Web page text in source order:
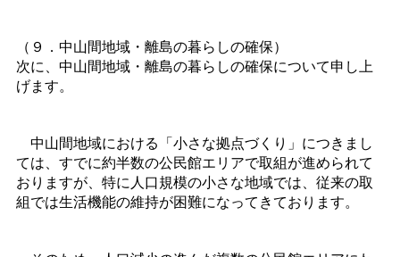
（９．中山間地域・離島の暮らしの確保）
次に、中山間地域・離島の暮らしの確保について申し上
げます。
中山間地域における「小さな拠点づくり」につきまし
ては、すでに約半数の公民館エリアで取組が進められて
おりますが、特に人口規模の小さな地域では、従来の取
組では生活機能の維持が困難になってきております。